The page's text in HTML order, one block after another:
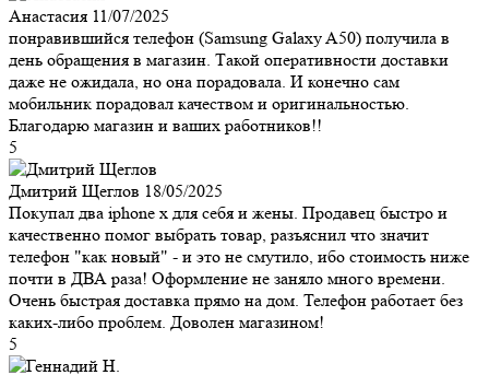
Анастасия 11/07/2025
понравившийся телефон (Samsung Galaxy A50) получила в
день обращения в магазин. Такой оперативности доставки
даже не ожидала, но она порадовала. И конечно сам
мобильник порадовал качеством и оригинальностью.
Благодарю магазин и ваших работников!!
5
Дмитрий Щеглов 18/05/2025
Покупал два iphone x для себя и жены. Продавец быстро и
качественно помог выбрать товар, разъяснил что значит
телефон "как новый" - и это не смутило, ибо стоимость ниже
почти в ДВА раза! Оформление не заняло много времени.
Очень быстрая доставка прямо на дом. Телефон работает без
каких-либо проблем. Доволен магазином!
5